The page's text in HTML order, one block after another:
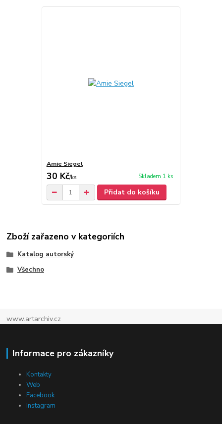
Amie Siegel
30 Kč/ks Skladem 1 ks
Přidat do košíku
Zboží zařazeno v kategoriích
Katalog autorský
Všechno
www.artarchiv.cz
Informace pro zákazníky
Kontakty
Web
Facebook
Instagram